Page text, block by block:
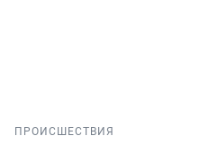
ПРОИСШЕСТВИЯ